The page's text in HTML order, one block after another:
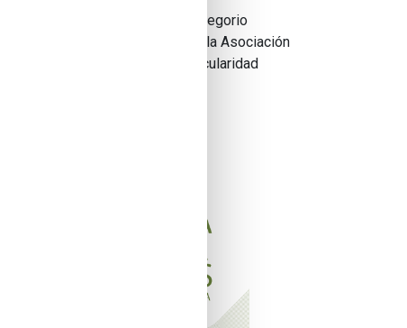
Por Margarita de Gregorio
Rodríguez, CEO de la Asociación
Española de Biocircularidad